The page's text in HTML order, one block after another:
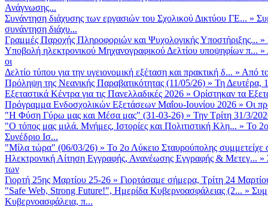
Ανάγνωσης...
Συνάντηση διάχυσης των εργασιών του Σχολικού Δικτύου ΓΕ... »
συνάντηση διάχυ...
Γραμμές Παροχής Πληροφοριών και Ψυχολογικής Υποστήριξης... »
Υποβολή ηλεκτρονικού Μηχανογραφικού Δελτίου υποψηφίων π... »
οι
Δελτίο τύπου για την υγειονομική εξέταση και πρακτική δ... » Από
Πρόληψη της Νεανικής Παραβατικότητας (11/05/26) » Τη Δευτέρα,
Εξεταστικά Κέντρα για τις Πανελλαδικές 2026 » Ορίστηκαν τα
Πρόγραμμα Ενδοσχολικών Εξετάσεων Μαΐου-Ιουνίου 2026 » Οι
"Η Φύση Γύρω μας και Μέσα μας" (31-03-26) » Την Τρίτη 31/3/
"Ο τόπος μας μιλά. Μνήμες, Ιστορίες και Πολιτιστική Κλη... » Το
Συνέδριο Ισ...
"Μίλα τώρα" (06/03/26) » Το 2ο Λύκειο Σταυρούπολης
Ηλεκτρονική Αίτηση Εγγραφής, Ανανέωσης Εγγραφής & Μετεγ... »
των
Γιορτή 25ης Μαρτίου 25-26 » Γιορτάσαμε σήμερα, Τρίτη 24
"Safe Web, Strong Future!", Ημερίδα Κυβερνοασφάλειας (2... »
Κυβερνοασφάλεια, π...